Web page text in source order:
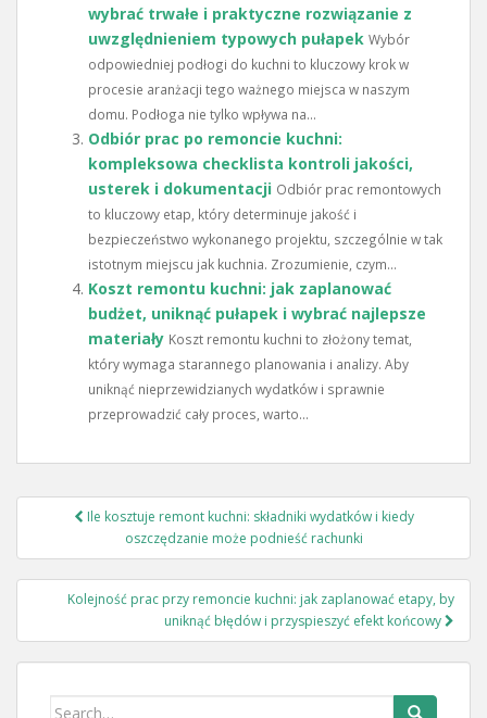
wybrać trwałe i praktyczne rozwiązanie z
uwzględnieniem typowych pułapek Wybór
odpowiedniej podłogi do kuchni to kluczowy krok w
procesie aranżacji tego ważnego miejsca w naszym
domu. Podłoga nie tylko wpływa na...
Odbiór prac po remoncie kuchni:
kompleksowa checklista kontroli jakości,
usterek i dokumentacji Odbiór prac remontowych
to kluczowy etap, który determinuje jakość i
bezpieczeństwo wykonanego projektu, szczególnie w tak
istotnym miejscu jak kuchnia. Zrozumienie, czym...
Koszt remontu kuchni: jak zaplanować
budżet, uniknąć pułapek i wybrać najlepsze
materiały Koszt remontu kuchni to złożony temat,
który wymaga starannego planowania i analizy. Aby
uniknąć nieprzewidzianych wydatków i sprawnie
przeprowadzić cały proces, warto...
NawigacjaIle kosztuje remont kuchni: składniki wydatków i kiedy
oszczędzanie może podnieść rachunki
Kolejność prac przy remoncie kuchni: jak zaplanować etapy, by
uniknąć błędów i przyspieszyć efekt końcowy
Search